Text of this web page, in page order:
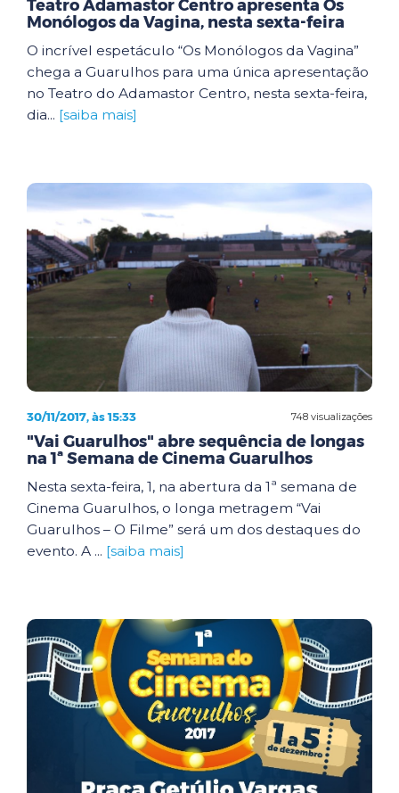
Teatro Adamastor Centro apresenta Os
Monólogos da Vagina, nesta sexta-feira
O incrível espetáculo “Os Monólogos da Vagina”
chega a Guarulhos para uma única apresentação
no Teatro do Adamastor Centro, nesta sexta-feira,
dia... [saiba mais]
748 visualizações
30/11/2017, às 15:33
"Vai Guarulhos" abre sequência de longas
na 1ª Semana de Cinema Guarulhos
Nesta sexta-feira, 1, na abertura da 1ª semana de
Cinema Guarulhos, o longa metragem “Vai
Guarulhos – O Filme” será um dos destaques do
evento. A ... [saiba mais]